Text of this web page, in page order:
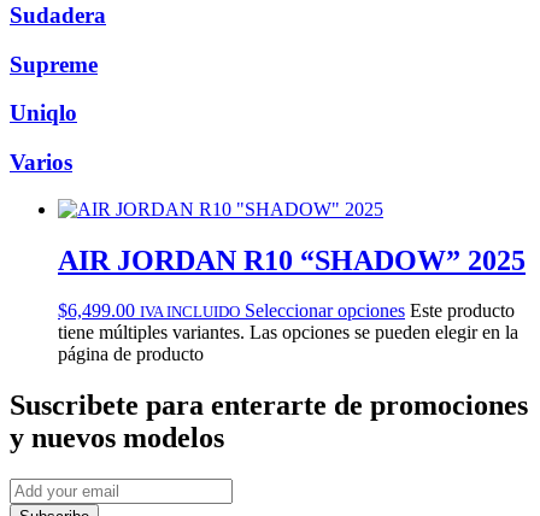
Sudadera
Supreme
Uniqlo
Varios
AIR JORDAN R10 “SHADOW” 2025
$6,499.00 IVA INCLUIDO Seleccionar opciones Este producto
tiene múltiples variantes. Las opciones se pueden elegir en la
página de producto
Suscribete para enterarte de promociones
y nuevos modelos